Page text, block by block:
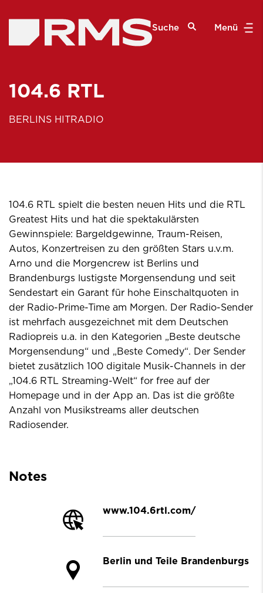
Suche Menü
104.6 RTL
BERLINS HITRADIO
104.6 RTL spielt die besten neuen Hits und die RTL
Greatest Hits und hat die spektakulärsten
Gewinnspiele: Bargeldgewinne, Traum-Reisen,
Autos, Konzertreisen zu den größten Stars u.v.m.
Arno und die Morgencrew ist Berlins und
Brandenburgs lustigste Morgensendung und seit
Sendestart ein Garant für hohe Einschaltquoten in
der Radio-Prime-Time am Morgen. Der Radio-Sender
ist mehrfach ausgezeichnet mit dem Deutschen
Radiopreis u.a. in den Kategorien „Beste deutsche
Morgensendung“ und „Beste Comedy“. Der Sender
bietet zusätzlich 100 digitale Musik-Channels in der
„104.6 RTL Streaming-Welt“ for free auf der
Homepage und in der App an. Das ist die größte
Anzahl von Musikstreams aller deutschen
Radiosender.
Notes
www.104.6rtl.com/
Berlin und Teile Brandenburgs